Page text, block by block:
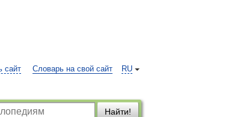
RU
сайт Словарь на свой сайт
Найти!